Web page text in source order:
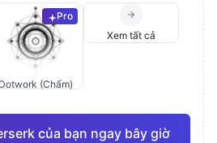
Pro
Dotwork (Chấm)
Xem tất cả
của bạn ngay bây giờ